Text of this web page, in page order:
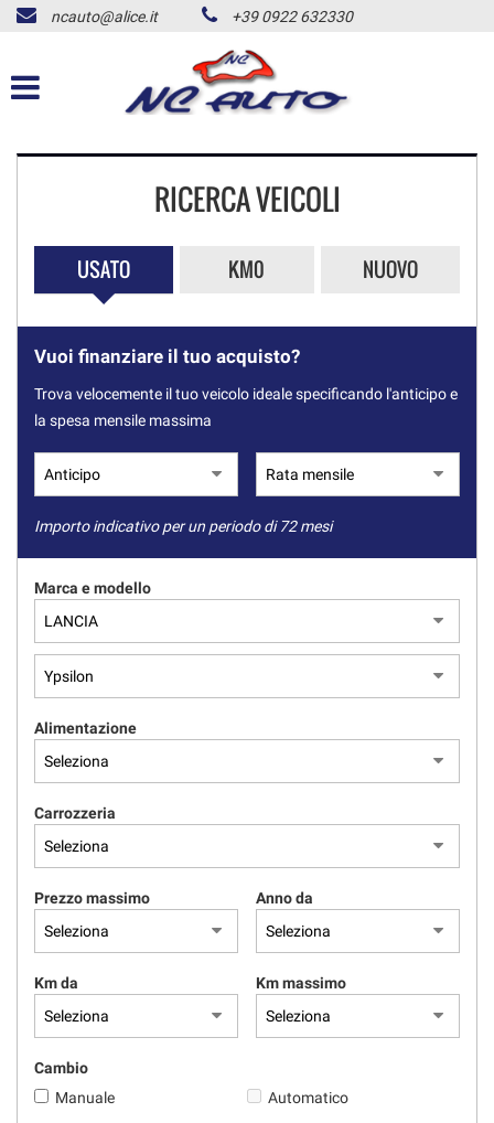
HOME
LISTA VEICOLI
ACQUISTIAMO USATO
CONTATTI
ALD USATO
NEWS
AREA COMMERCIANTI
ncauto@alice.it +39 0922 632330
RICERCA VEICOLI
USATO KM0 NUOVO
Vuoi finanziare il tuo acquisto?
Trova velocemente il tuo veicolo ideale specificando l'anticipo e
la spesa mensile massima
Importo indicativo per un periodo di 72 mesi
Marca e modello
Alimentazione
Carrozzeria
Prezzo massimo Anno da
Km da Km massimo
Cambio
Manuale
Automatico